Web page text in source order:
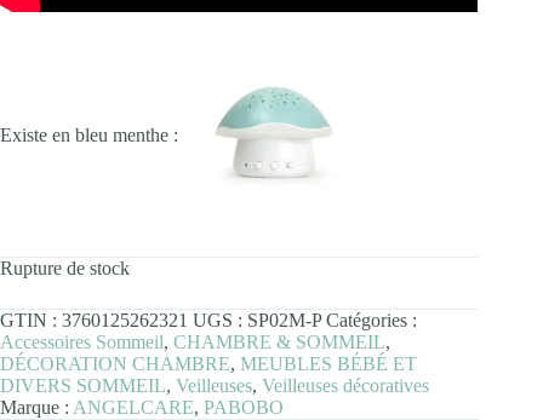
Existe en bleu menthe :
Rupture de stock
GTIN : 3760125262321 UGS : SP02M-P Catégories :
Accessoires Sommeil, CHAMBRE & SOMMEIL,
DÉCORATION CHAMBRE, MEUBLES BÉBÉ ET
DIVERS SOMMEIL, Veilleuses, Veilleuses décoratives
Marque : ANGELCARE, PABOBO